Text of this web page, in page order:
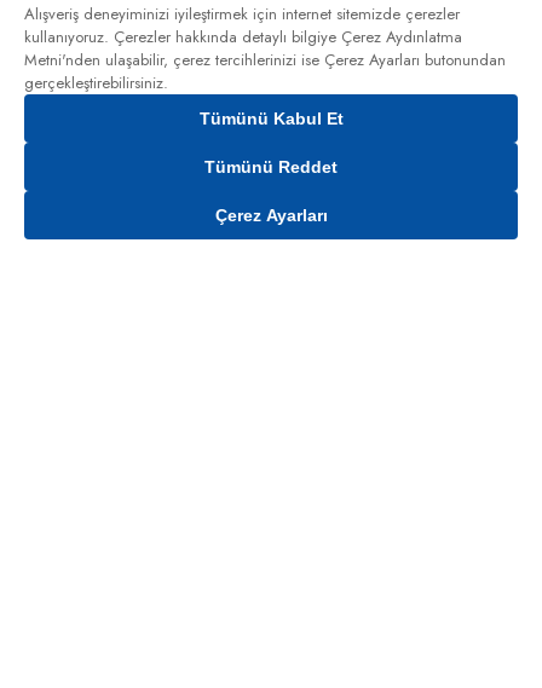
Gelince Haber Ver
Alışveriş deneyiminizi iyileştirmek için internet sitemizde çerezler
kullanıyoruz. Çerezler hakkında detaylı bilgiye Çerez Aydınlatma
Metni'nden ulaşabilir, çerez tercihlerinizi ise Çerez Ayarları butonundan
gerçekleştirebilirsiniz.
Tümünü Kabul Et
Tümünü Reddet
Çerez Ayarları